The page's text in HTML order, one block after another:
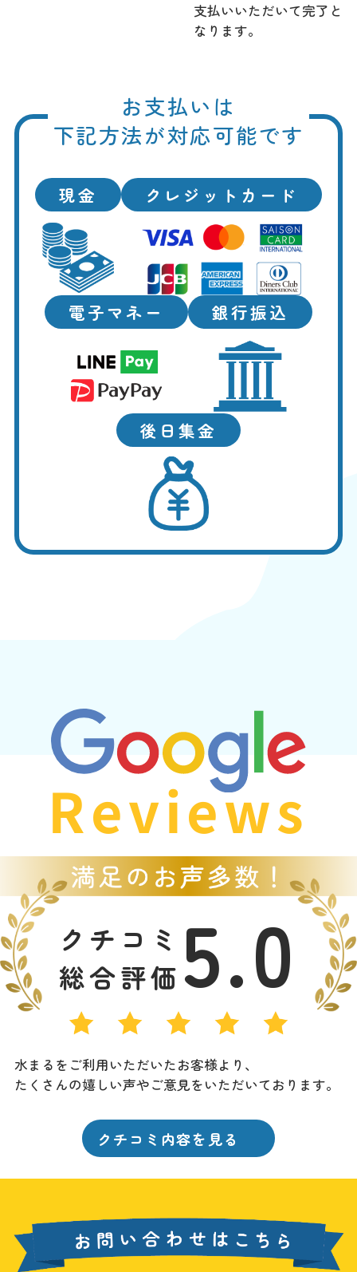
支払いいただいて完了と
なります。
お支払いは
下記方法が対応可能です
現金 クレジットカード
電子マネー 銀行振込
後日集金
Reviews
クチコミ
総合評価 5.0
水まるをご利用いただいたお客様より、
たくさんの嬉しい声やご意見をいただいております。
クチコミ内容を見る